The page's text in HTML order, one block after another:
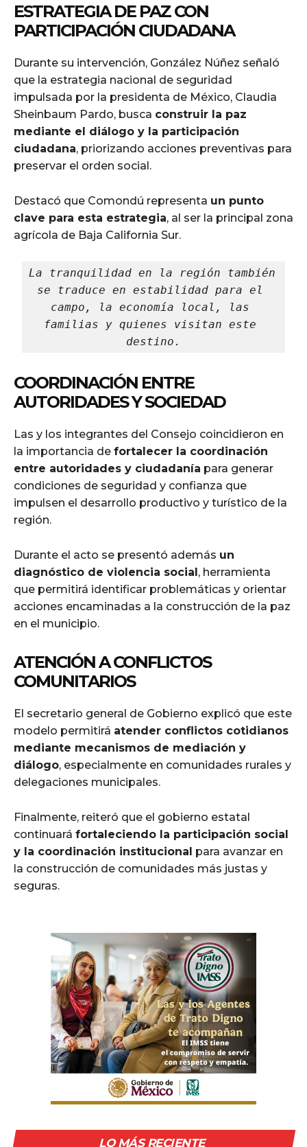
ESTRATEGIA DE PAZ CON
PARTICIPACIÓN CIUDADANA
Durante su intervención, González Núñez señaló
que la estrategia nacional de seguridad
impulsada por la presidenta de México, Claudia
Sheinbaum Pardo, busca construir la paz
mediante el diálogo y la participación
ciudadana, priorizando acciones preventivas para
preservar el orden social.
Destacó que Comondú representa un punto
clave para esta estrategia, al ser la principal zona
agrícola de Baja California Sur.
La tranquilidad en la región también
se traduce en estabilidad para el
campo, la economía local, las
familias y quienes visitan este
destino.
COORDINACIÓN ENTRE
AUTORIDADES Y SOCIEDAD
Las y los integrantes del Consejo coincidieron en
la importancia de fortalecer la coordinación
entre autoridades y ciudadanía para generar
condiciones de seguridad y confianza que
impulsen el desarrollo productivo y turístico de la
región.
Durante el acto se presentó además un
diagnóstico de violencia social, herramienta
que permitirá identificar problemáticas y orientar
acciones encaminadas a la construcción de la paz
en el municipio.
ATENCIÓN A CONFLICTOS
COMUNITARIOS
El secretario general de Gobierno explicó que este
modelo permitirá atender conflictos cotidianos
mediante mecanismos de mediación y
diálogo, especialmente en comunidades rurales y
delegaciones municipales.
Finalmente, reiteró que el gobierno estatal
continuará fortaleciendo la participación social
y la coordinación institucional para avanzar en
la construcción de comunidades más justas y
seguras.
LO MÁS RECIENTE